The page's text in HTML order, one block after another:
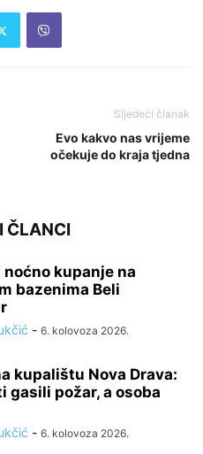
Sljedeći članak
Evo kakvo nas vrijeme
očekuje do kraja tjedna
ČLANCI
noćno kupanje na
bazenima Beli
- 6. kolovoza 2026.
kupalištu Nova Drava:
gasili požar, a osoba
- 6. kolovoza 2026.